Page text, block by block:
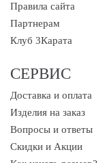
Правила сайта
Партнерам
Клуб 3Карата
СЕРВИС
Доставка и оплата
Изделия на заказ
Вопросы и ответы
Скидки и Акции